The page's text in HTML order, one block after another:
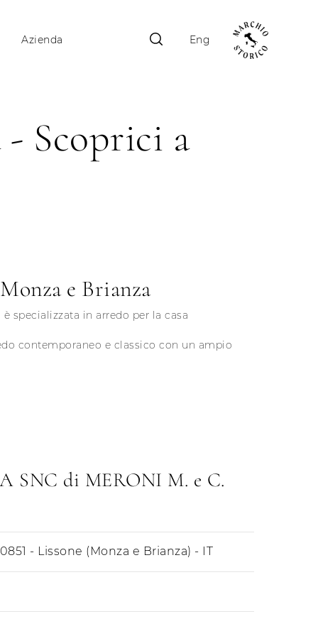
Azienda Eng
Scoprici a
SNC di MERONI M. e C.
- Lissone (Monza e Brianza) - IT
e Brianza
specializzata in arredo per la casa
contemporaneo e classico con un ampio